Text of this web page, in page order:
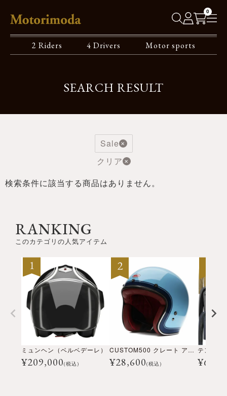
0
2 Riders 4 Drivers Motor sports
SEARCH RESULT
Sale
クリア
検索条件に該当する商品はありません。
RANKING
このカテゴリの人気アイテム
ミュンヘン（ベルベデーレ）
¥209,000(税込)
CUSTOM500 クレート アイスブルー
¥28,600(税込) ¥